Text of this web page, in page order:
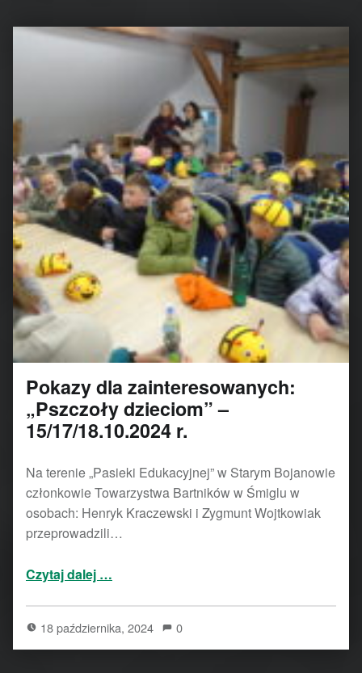
Pokazy dla zainteresowanych:
„Pszczoły dzieciom” –
15/17/18.10.2024 r.
Na terenie „Pasieki Edukacyjnej” w Starym Bojanowie
członkowie Towarzystwa Bartników w Śmiglu w
osobach: Henryk Kraczewski i Zygmunt Wojtkowiak
przeprowadzili…
Czytaj dalej …
18 października, 2024 0